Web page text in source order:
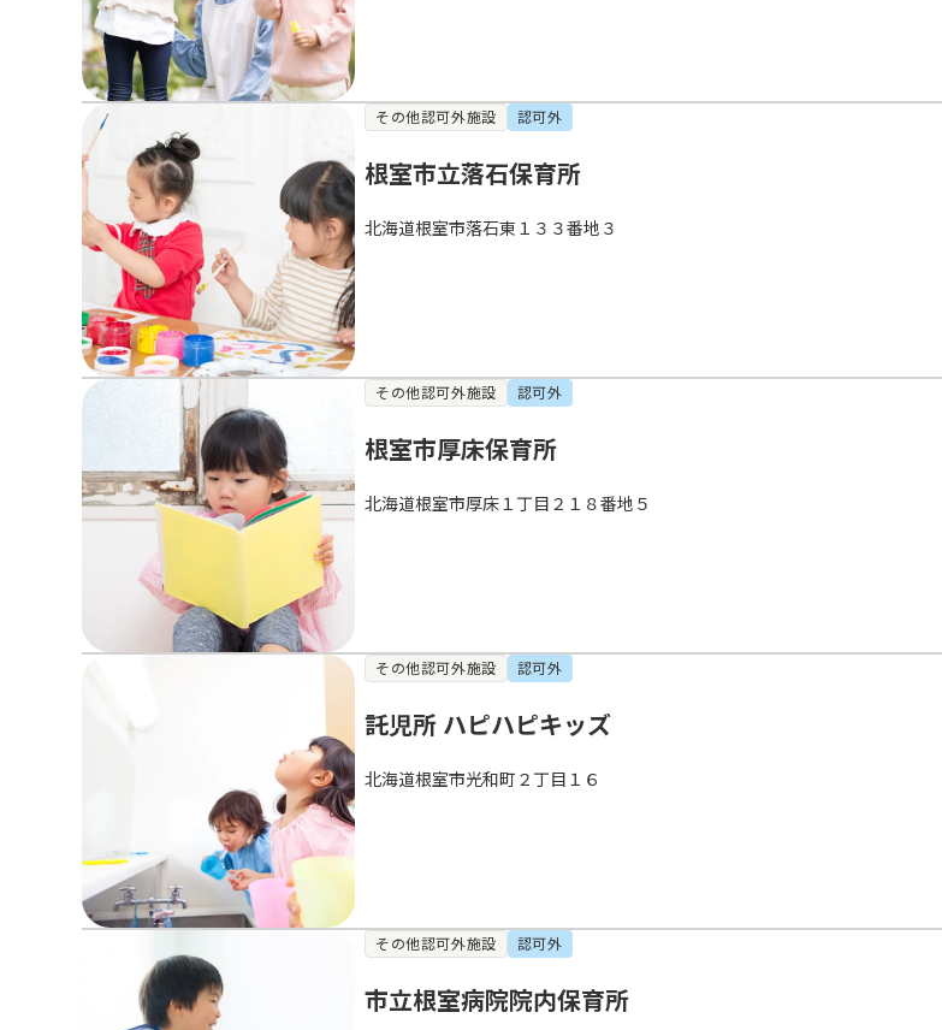
その他認可外施設 認可外
根室市立落石保育所
北海道根室市落石東１３３番地３
その他認可外施設 認可外
根室市厚床保育所
北海道根室市厚床１丁目２１８番地５
その他認可外施設 認可外
託児所 ハピハピキッズ
北海道根室市光和町２丁目１６
その他認可外施設 認可外
市立根室病院院内保育所